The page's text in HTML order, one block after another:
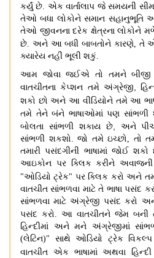
કર્યું છે. એક વાર્તાલાપ જે સમયની
તેઓ બધા લોકોને સમાન સહાનુભૂતિ
તેઓ જીવનના દરેક ક્ષેત્રના લોકોને
છે. અને આ બધી બાબતોને કારણે, તે
ક્યારેય નહીં ભૂલી શકું.
આમ જોવા જઈએ તો તમને
વાતચીતના કેપ્શન તમે અંગ્રેજી,
શકો છો અને આ વીડિયોને તમે આ
તમે તેને બંને ભાષાઓમાં પણ સાંભળી
બોલતા સાંભળી શકાય છે, અને
સાંભળી શકશો.જો તમે ઇચ્છો, તો
તમારી પસંદગીની ભાષામાં જોઈ શકો
આઇકોન પર ક્લિક કરીને અવાજની
"ઓડિયો ટ્રેક" પર ક્લિક કરો અને
વાતચીત સાંભળવા માટે તે ભાષા પસંદ
સાંભળવા માટે અંગ્રેજી પસંદ કરો અને
પસંદ કરો. આ વાતચીતને જેમ બની
હિન્દીમાં અને મને અંગ્રેજીમાં
(લેટિન)" સાથે ઓડિયો ટ્રેક
વાતચીત એક ભાષામાં અથવા